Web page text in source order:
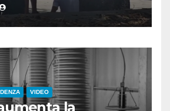
VIDEO
la